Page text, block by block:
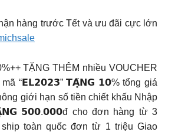
hàng trước Tết và ưu đãi cực lớn
TẶNG THÊM nhiều VOUCHER
mã “𝗘𝗟𝟮𝟬𝟮𝟯” 𝗧𝗔̣̆𝗡𝗚 𝟭𝟬% tổng giá
giới hạn số tiền chiết khấu Nhập
𝟱𝟬𝟬.𝟬𝟬𝟬đ cho đơn hàng từ 3
toàn quốc đơn từ 1 triệu Giao